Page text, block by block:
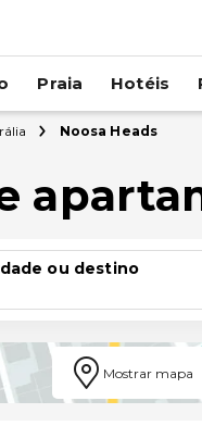
Praia Hotéis
Noosa Heads
ou destino
Mostrar mapa